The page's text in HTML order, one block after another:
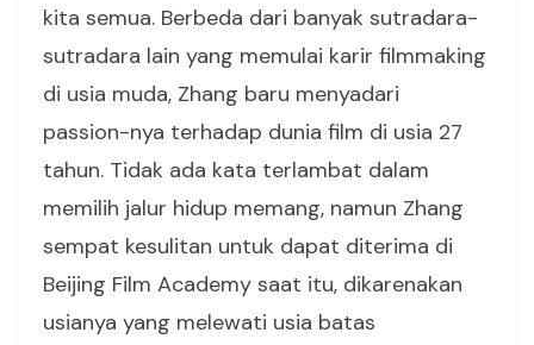
kita semua. Berbeda dari banyak sutradara-
sutradara lain yang memulai karir filmmaking
di usia muda, Zhang baru menyadari
passion-nya terhadap dunia film di usia 27
tahun. Tidak ada kata terlambat dalam
memilih jalur hidup memang, namun Zhang
sempat kesulitan untuk dapat diterima di
Beijing Film Academy saat itu, dikarenakan
usianya yang melewati usia batas